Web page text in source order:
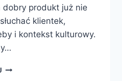
dobry produkt już nie
klientek,
i kontekst kulturowy.